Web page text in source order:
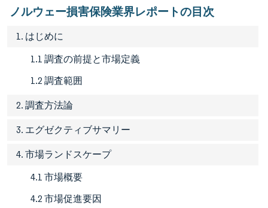
ノルウェー損害保険業界レポートの目次
1. はじめに
1.1 調査の前提と市場定義
1.2 調査範囲
2. 調査方法論
3. エグゼクティブサマリー
4. 市場ランドスケープ
4.1 市場概要
4.2 市場促進要因